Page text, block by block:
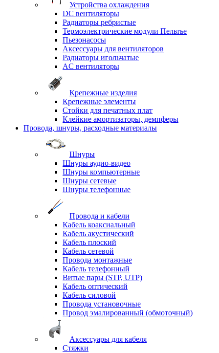
Устройства охлаждения
DC вентиляторы
Радиаторы ребристые
Термоэлектрические модули Пельтье
Пьезонасосы
Аксессуары для вентиляторов
Радиаторы игольчатые
AC вентиляторы
Крепежные изделия
Крепежные элементы
Стойки для печатных плат
Клейкие амортизаторы, демпферы
Провода, шнуры, расходные материалы
Шнуры
Шнуры аудио-видео
Шнуры компьютерные
Шнуры сетевые
Шнуры телефонные
Провода и кабели
Кабель коаксиальный
Кабель акустический
Кабель плоский
Кабель сетевой
Провода монтажные
Кабель телефонный
Витые пары (STP, UTP)
Кабель оптический
Кабель силовой
Провода установочные
Провод эмалированный (обмоточный)
Аксессуары для кабеля
Стяжки